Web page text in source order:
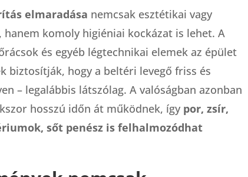
elmaradása nemcsak esztétikai vagy
komoly higiéniai kockázat is lehet. A
és egyéb légtechnikai elemek az épület
biztosítják, hogy a beltéri levegő friss és
– legalábbis látszólag. A valóságban azonban
hosszú időn át működnek, így por, zsír,
sőt penész is felhalmozódhat